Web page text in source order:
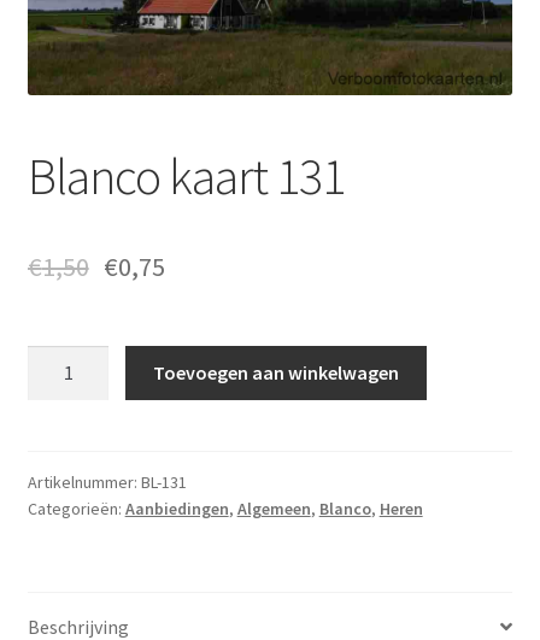
Blanco kaart 131
€1,50 €0,75
Toevoegen aan winkelwagen
Artikelnummer: BL-131
Categorieën: Aanbiedingen, Algemeen, Blanco, Heren
Beschrijving